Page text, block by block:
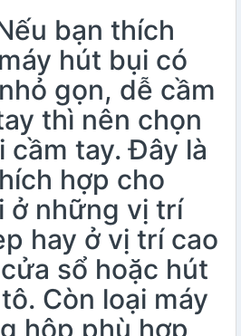
bạn thích
hút bụi có
gọn, dễ cầm
thì nên chọn
cầm tay. Đây là
hợp cho
ở những vị trí
hay ở vị trí cao
sổ hoặc hút
Còn loại máy
hộp phù hợp